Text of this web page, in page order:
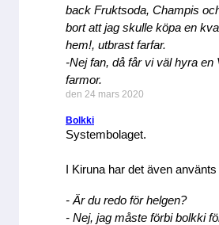
back Fruktsoda, Champis
bort att jag skulle köpa en
hem!, utbrast farfar.
-Nej fan, då får vi väl hyra
farmor.
den 24 mars 2020
Bolkki
Systembolaget.
I Kiruna har det även
- Är du redo för helgen?
- Nej, jag måste förbi bolkki